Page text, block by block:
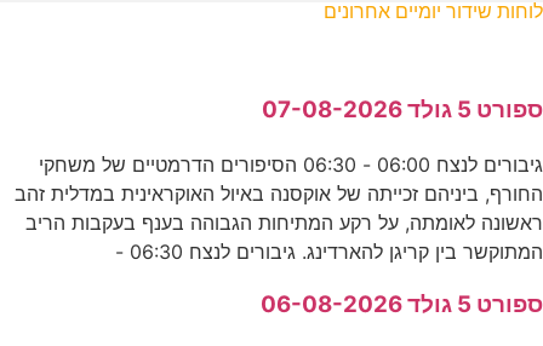
לוחות שידור יומיים אחרונים
ספורט 5 גולד 07-08-2026
גיבורים לנצח 06:00 - 06:30 הסיפורים הדרמטיים של משחקי
החורף, ביניהם זכייתה של אוקסנה באיול האוקראינית במדלית זהב
ראשונה לאומתה, על רקע המתיחות הגבוהה בענף בעקבות הריב
המתוקשר בין קריגן להארדינג. גיבורים לנצח 06:30 -
ספורט 5 גולד 06-08-2026